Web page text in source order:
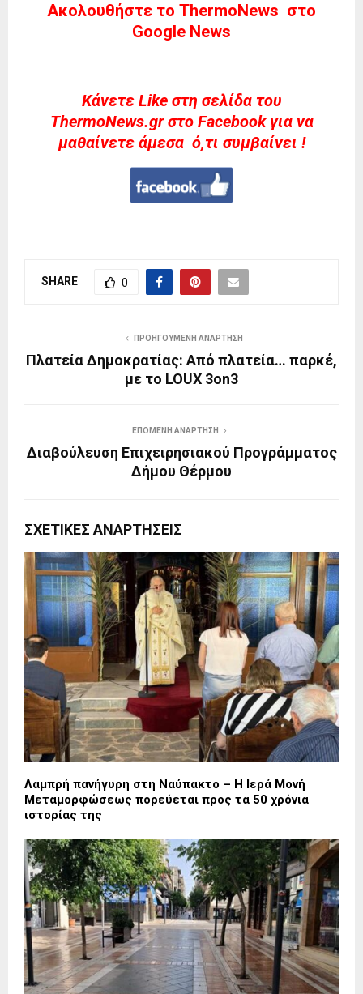
Ακολουθήστε το ThermoNews στο
Google News
Kάνετε Like στη σελίδα του
ThermoNews.gr στο Facebook για να
μαθαίνετε άμεσα ό,τι συμβαίνει !
SHARE 0
ΠΡΟΗΓΟΎΜΕΝΗ ΑΝΆΡΤΗΣΗ
Πλατεία Δημοκρατίας: Από πλατεία… παρκέ,
με το LOUX 3on3
ΕΠΌΜΕΝΗ ΑΝΆΡΤΗΣΗ
Διαβούλευση Επιχειρησιακού Προγράμματος
Δήμου Θέρμου
ΣΧΕΤΙΚΈΣ ΑΝΑΡΤΉΣΕΙΣ
Λαμπρή πανήγυρη στη Ναύπακτο – Η Ιερά Μονή
Μεταμορφώσεως πορεύεται προς τα 50 χρόνια
ιστορίας της